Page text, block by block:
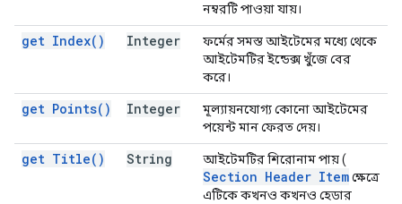
নম্বরটি পাওয়া যায়।
get Index( ) Integer
ফর্মের সমস্ত আইটেমের মধ্যে থেকে
আইটেমটির ইন্ডেক্স খুঁজে বের
করে।
get Points( ) Integer
মূল্যায়নযোগ্য কোনো আইটেমের
পয়েন্ট মান ফেরত দেয়।
get Title( ) String আইটেমটির শিরোনাম পায় (
Section Header Itemক্ষেত্রে
এটিকে কখনও কখনও হেডার